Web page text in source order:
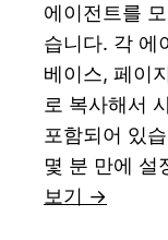
에이전트를
습니다. 각 에
베이스, 페이
로 복사해서
포함되어 있
몇 분 만에 설
보기 →